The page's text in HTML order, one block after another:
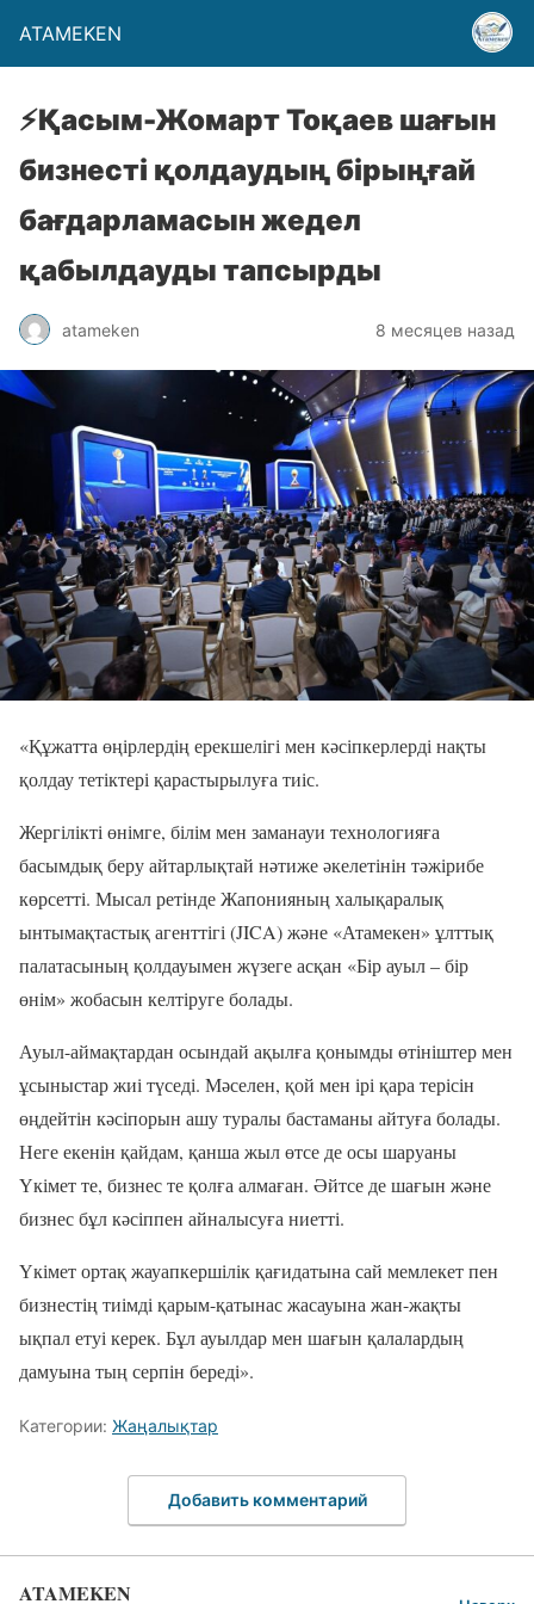
ATAMEKEN
⚡Қасым-Жомарт Тоқаев шағын
бизнесті қолдаудың бірыңғай
бағдарламасын жедел
қабылдауды тапсырды
atameken 8 месяцев назад
«Құжатта өңірлердің ерекшелігі мен кәсіпкерлерді нақты
қолдау тетіктері қарастырылуға тиіс.
Жергілікті өнімге, білім мен заманауи технологияға
басымдық беру айтарлықтай нәтиже әкелетінін тәжірибе
көрсетті. Мысал ретінде Жапонияның халықаралық
ынтымақтастық агенттігі (JICA) және «Атамекен» ұлттық
палатасының қолдауымен жүзеге асқан «Бір ауыл – бір
өнім» жобасын келтіруге болады.
Ауыл-аймақтардан осындай ақылға қонымды өтініштер мен
ұсыныстар жиі түседі. Мәселен, қой мен ірі қара терісін
өңдейтін кәсіпорын ашу туралы бастаманы айтуға болады.
Неге екенін қайдам, қанша жыл өтсе де осы шаруаны
Үкімет те, бизнес те қолға алмаған. Әйтсе де шағын және
бизнес бұл кәсіппен айналысуға ниетті.
Үкімет ортақ жауапкершілік қағидатына сай мемлекет пен
бизнестің тиімді қарым-қатынас жасауына жан-жақты
ықпал етуі керек. Бұл ауылдар мен шағын қалалардың
дамуына тың серпін береді».
Категории: Жаңалықтар
Добавить комментарий
ATAMEKEN